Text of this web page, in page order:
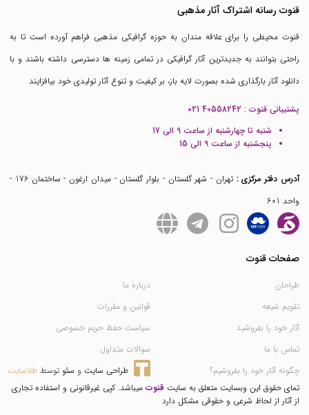
قنوت رسانه اشتراک آثار مذهبی
قنوت محیطی را برای علاقه مندان به حوزه گرافیکی مذهبی فراهم آورده است تا به
راحتی بتوانند به جدیدترین آثار گرافیکی در تمامی زمینه ها دسترسی داشته باشند و با
دانلود آثار بارگذاری شده بصورت لایه باز، بر کیفیت و تنوع آثار تولیدی خود بیافزایند
پشتیبانی قنوت : 021 40558242
شنبه تا چهارشنبه از ساعت 9 الی 17
پنجشنبه از ساعت 9 الی 15
آدرس دفتر مرکزی :
تهران - شهر گلستان - بلوار گلستان - میدان ارغون - ساختمان 176 -
واحد 601
صفحات قنوت
طراحان
تقویم شیعه
آثار خود را بفروشید
تماس با ما
چگونه آثار خود را بفروشیم؟
درباره ما
قوانین و مقررات
سیاست حفظ حریم خصوصی
سوالات متداول
طراحی سایت و سئو توسط طلاسایت
تمای حقوق این وبسایت متعلق به سایت قنوت میباشد. کپی غیرقانونی و استفاده تجاری
از آثار از لحاظ شرعی و حقوقی مشکل دارد